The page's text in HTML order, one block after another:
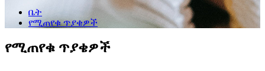
ቤት
የሚጠየቁ ጥያቄዎች
የሚጠየቁ ጥያቄዎች